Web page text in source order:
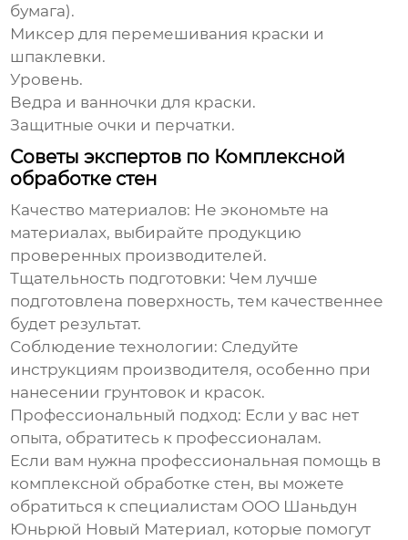
бумага).
Миксер для перемешивания краски и
шпаклевки.
Уровень.
Ведра и ванночки для краски.
Защитные очки и перчатки.
Советы экспертов по Комплексной
обработке стен
Качество материалов: Не экономьте на
материалах, выбирайте продукцию
проверенных производителей.
Тщательность подготовки: Чем лучше
подготовлена поверхность, тем качественнее
будет результат.
Соблюдение технологии: Следуйте
инструкциям производителя, особенно при
нанесении грунтовок и красок.
Профессиональный подход: Если у вас нет
опыта, обратитесь к профессионалам.
Если вам нужна профессиональная помощь в
комплексной обработке стен, вы можете
обратиться к специалистам ООО Шаньдун
Юньрюй Новый Материал, которые помогут